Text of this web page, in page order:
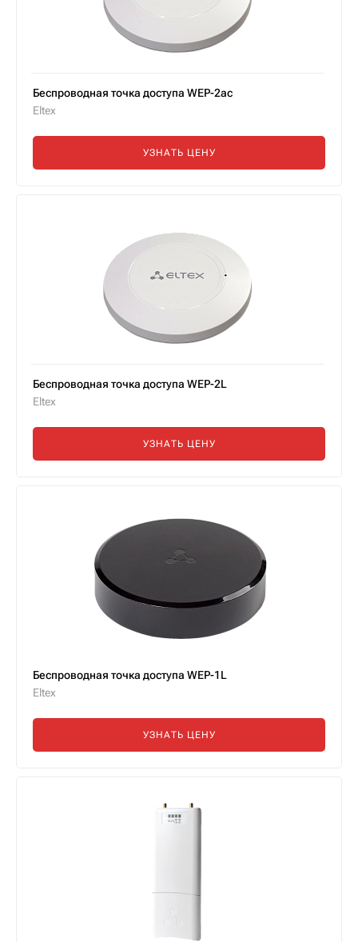
Беспроводная точка доступа WEP-2ac
Eltex
УЗНАТЬ ЦЕНУ
Беспроводная точка доступа WEP-2L
Eltex
УЗНАТЬ ЦЕНУ
Беспроводная точка доступа WEP-1L
Eltex
УЗНАТЬ ЦЕНУ